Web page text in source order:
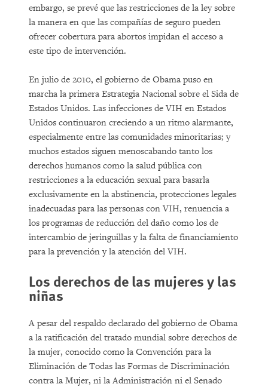
embargo, se prevé que las restricciones de la ley sobre
la manera en que las compañías de seguro pueden
ofrecer cobertura para abortos impidan el acceso a
este tipo de intervención.
En julio de 2010, el gobierno de Obama puso en
marcha la primera Estrategia Nacional sobre el Sida de
Estados Unidos. Las infecciones de VIH en Estados
Unidos continuaron creciendo a un ritmo alarmante,
especialmente entre las comunidades minoritarias; y
muchos estados siguen menoscabando tanto los
derechos humanos como la salud pública con
restricciones a la educación sexual para basarla
exclusivamente en la abstinencia, protecciones legales
inadecuadas para las personas con VIH, renuencia a
los programas de reducción del daño como los de
intercambio de jeringuillas y la falta de financiamiento
para la prevención y la atención del VIH.
Los derechos de las mujeres y las
niñas
A pesar del respaldo declarado del gobierno de Obama
a la ratificación del tratado mundial sobre derechos de
la mujer, conocido como la Convención para la
Eliminación de Todas las Formas de Discriminación
contra la Mujer, ni la Administración ni el Senado